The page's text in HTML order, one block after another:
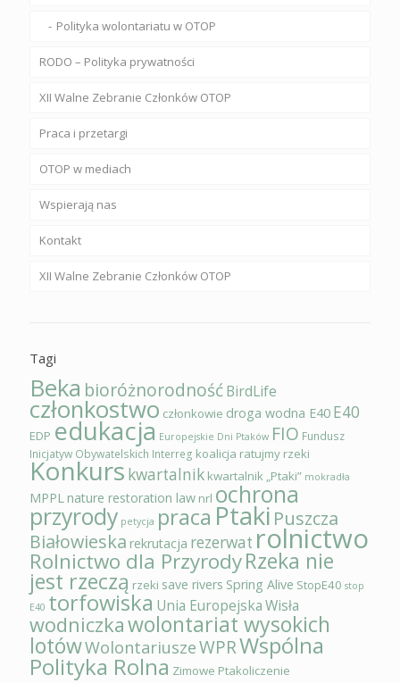
Polityka wolontariatu w OTOP
RODO – Polityka prywatności
XII Walne Zebranie Członków OTOP
Praca i przetargi
OTOP w mediach
Wspierają nas
Kontakt
XII Walne Zebranie Członków OTOP
Tagi
Beka bioróżnorodnośćBirdLife
członkostwo członkowie droga wodna E40 E40
EDP edukacja Europejskie Dni Ptaków FIO Fundusz
Inicjatyw Obywatelskich Interreg koalicja ratujmy rzeki
Konkurs kwartalnik kwartalnik „Ptaki” mokradła
MPPLnature restoration law nrl ochrona
przyrody petycja praca Ptaki Puszcza
Białowieska rekrutacja rezerwat rolnictwo
Rolnictwo dla PrzyrodyRzeka nie
jest rzeczą rzeki save rivers Spring Alive StopE40 stop
E40 torfowiska Unia EuropejskaWisła
wodniczkawolontariat wysokich
lotówWolontariuszeWPRWspólna
Polityka Rolna Zimowe Ptakoliczenie